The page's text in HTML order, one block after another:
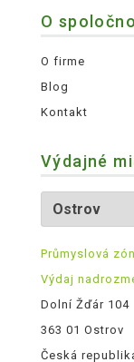
O
O firme
Blog
Kontakt
Výdajné
Průmyslová
Výdaj
Dolní Žďár 104
363 01 Ostrov
Česká